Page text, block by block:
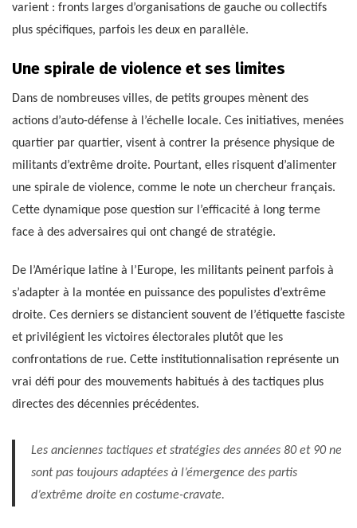
varient : fronts larges d’organisations de gauche ou collectifs
plus spécifiques, parfois les deux en parallèle.
Une spirale de violence et ses limites
Dans de nombreuses villes, de petits groupes mènent des
actions d’auto-défense à l’échelle locale. Ces initiatives, menées
quartier par quartier, visent à contrer la présence physique de
militants d’extrême droite. Pourtant, elles risquent d’alimenter
une spirale de violence, comme le note un chercheur français.
Cette dynamique pose question sur l’efficacité à long terme
face à des adversaires qui ont changé de stratégie.
De l’Amérique latine à l’Europe, les militants peinent parfois à
s’adapter à la montée en puissance des populistes d’extrême
droite. Ces derniers se distancient souvent de l’étiquette fasciste
et privilégient les victoires électorales plutôt que les
confrontations de rue. Cette institutionnalisation représente un
vrai défi pour des mouvements habitués à des tactiques plus
directes des décennies précédentes.
Les anciennes tactiques et stratégies des années 80 et 90 ne
sont pas toujours adaptées à l’émergence des partis
d’extrême droite en costume-cravate.